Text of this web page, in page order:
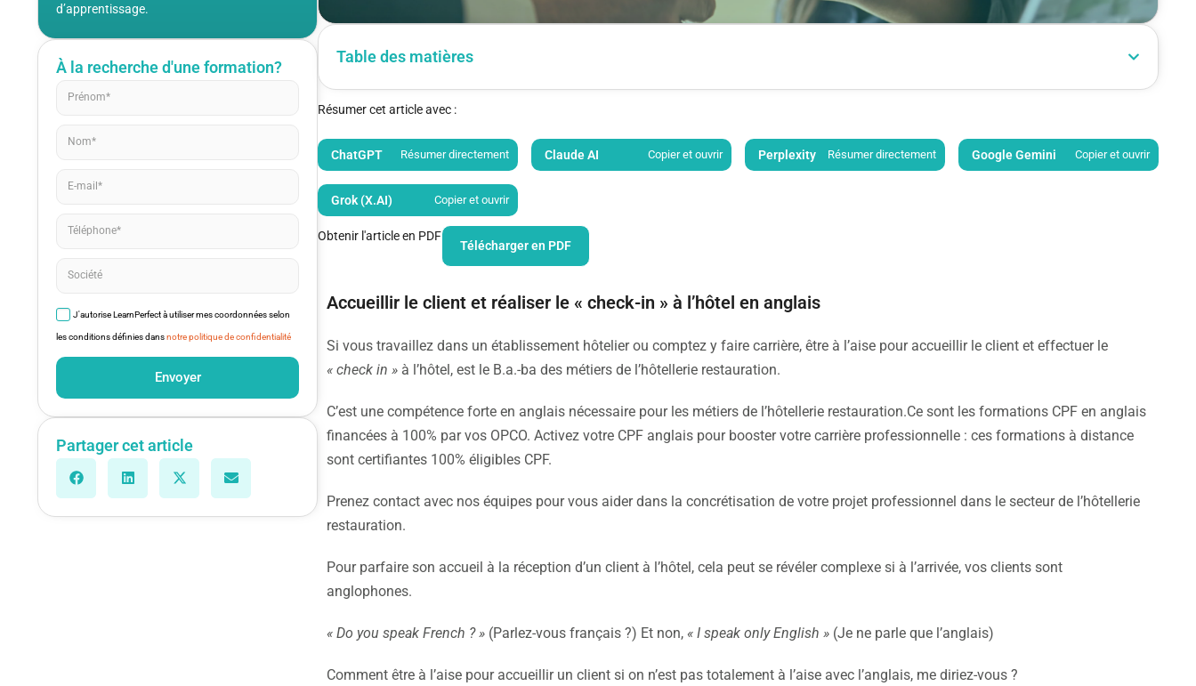
d’apprentissage.
À la recherche d'une formation?
J'autorise LearnPerfect à utiliser mes coordonnées selon
les conditions définies dansnotre politique de confidentialité
Envoyer
Partager cet article
Table des matières
Résumer cet article avec :
ChatGPT Résumer directement Claude AI Copier et ouvrir Perplexity Résumer directement Google Gemini Copier et ouvrir
Grok (X.AI) Copier et ouvrir
Obtenir l'article en PDF
Télécharger en PDF
Accueillir le client et réaliser le « check-in » à l’hôtel en anglais
Si vous travaillez dans un établissement hôtelier ou comptez y faire carrière, être à l’aise pour accueillir le client et effectuer le
« check in » à l’hôtel, est le B.a.-ba des métiers de l’hôtellerie restauration.
C’est une compétence forte en anglais nécessaire pour les métiers de l’hôtellerie restauration.Ce sont les formations CPF en anglais
financées à 100% par vos OPCO. Activez votre CPF anglais pour booster votre carrière professionnelle : ces formations à distance
sont certifiantes 100% éligibles CPF.
Prenez contact avec nos équipes pour vous aider dans la concrétisation de votre projet professionnel dans le secteur de l’hôtellerie
restauration.
Pour parfaire son accueil à la réception d’un client à l’hôtel, cela peut se révéler complexe si à l’arrivée, vos clients sont
anglophones.
« Do you speak French ? » (Parlez-vous français ?) Et non, « I speak only English » (Je ne parle que l’anglais)
Comment être à l’aise pour accueillir un client si on n’est pas totalement à l’aise avec l’anglais, me diriez-vous ?